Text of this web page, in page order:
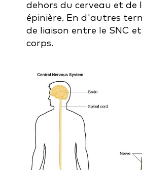
dehors du cerveau et de
épinière. En d'autres
de liaison entre le SNC
corps.